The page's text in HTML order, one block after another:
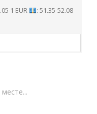
1 EUR
: 51.35-52.08